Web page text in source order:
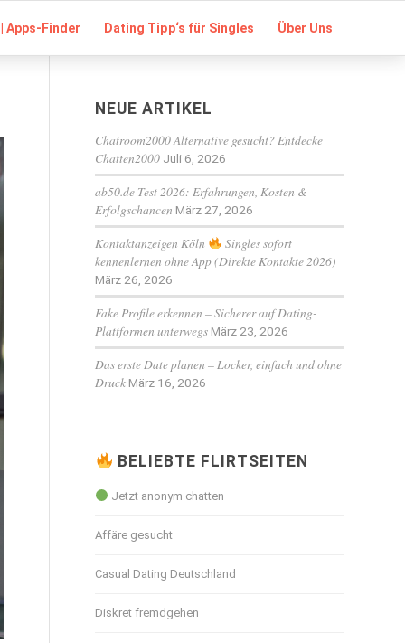
Apps-Finder Dating Tipp‘s für Singles Über Uns
NEUE ARTIKEL
Chatroom2000 Alternative gesucht? Entdecke
Chatten2000 Juli 6, 2026
ab50.de Test 2026: Erfahrungen, Kosten &
Erfolgschancen März 27, 2026
Kontaktanzeigen Köln
Singles sofort
kennenlernen ohne App (Direkte Kontakte 2026)
März 26, 2026
Fake Profile erkennen – Sicherer auf Dating-
Plattformen unterwegs März 23, 2026
Das erste Date planen – Locker, einfach und ohne
Druck März 16, 2026
BELIEBTE FLIRTSEITEN
Jetzt anonym chatten
Affäre gesucht
Casual Dating Deutschland
Diskret fremdgehen